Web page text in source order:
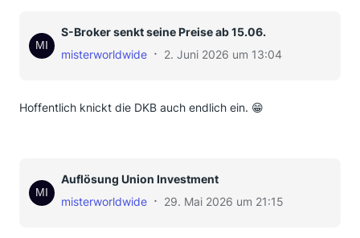
S-Broker senkt seine Preise ab 15.06.
misterworldwide
2. Juni 2026 um 13:04
Hoffentlich knickt die DKB auch endlich ein. 😁
Auflösung Union Investment
misterworldwide
29. Mai 2026 um 21:15